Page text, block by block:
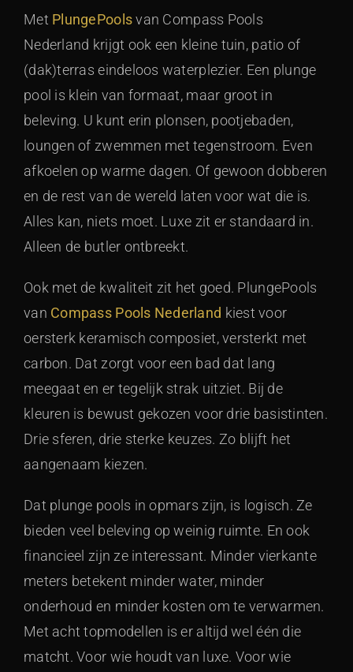
Met PlungePoolsvan Compass Pools
Nederland krijgt ook een kleine tuin, patio of
(dak)terras eindeloos waterplezier. Een plunge
pool is klein van formaat, maar groot in
beleving. U kunt erin plonsen, pootjebaden,
loungen of zwemmen met tegenstroom. Even
afkoelen op warme dagen. Of gewoon dobberen
en de rest van de wereld laten voor wat die is.
Alles kan, niets moet. Luxe zit er standaard in.
Alleen de butler ontbreekt.
Ook met de kwaliteit zit het goed. PlungePools
van Compass Pools Nederland kiest voor
oersterk keramisch composiet, versterkt met
carbon. Dat zorgt voor een bad dat lang
meegaat en er tegelijk strak uitziet. Bij de
kleuren is bewust gekozen voor drie basistinten.
Drie sferen, drie sterke keuzes. Zo blijft het
aangenaam kiezen.
Dat plunge pools in opmars zijn, is logisch. Ze
bieden veel beleving op weinig ruimte. En ook
financieel zijn ze interessant. Minder vierkante
meters betekent minder water, minder
onderhoud en minder kosten om te verwarmen.
Met acht topmodellen is er altijd wel één die
matcht. Voor wie houdt van luxe. Voor wie